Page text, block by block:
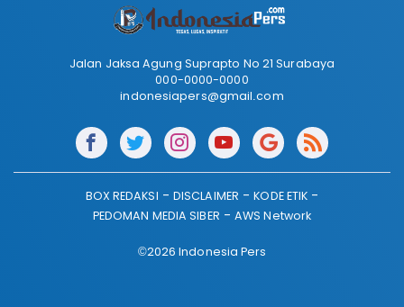
Jalan Jaksa Agung Suprapto No 21 Surabaya
000-0000-0000
indonesiapers@gmail.com
BOX REDAKSI DISCLAIMER
KODE ETIK
PEDOMAN MEDIA SIBER
AWS Network
©2026 Indonesia Pers